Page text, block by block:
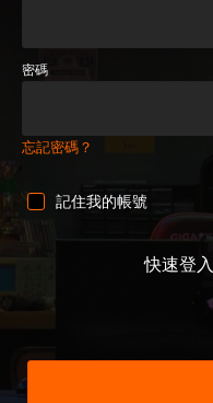
密碼
忘記密碼？
記住我的帳號
快速登入